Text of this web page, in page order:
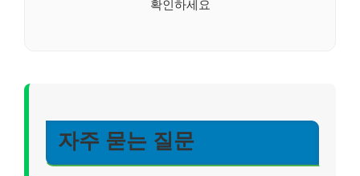
확인하세요
자주 묻는 질문